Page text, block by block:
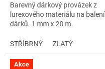
Barevný dárkový provázek z
lurexového materiálu na balení
dárků. 1 mm x 20 m.
STŘÍBRNÝ ZLATÝ
Akce